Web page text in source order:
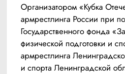
Организатором «Кубка
армрестлинга России при
Государственного фонда
физической подготовки
армрестлинга
и спорта Ленинградской